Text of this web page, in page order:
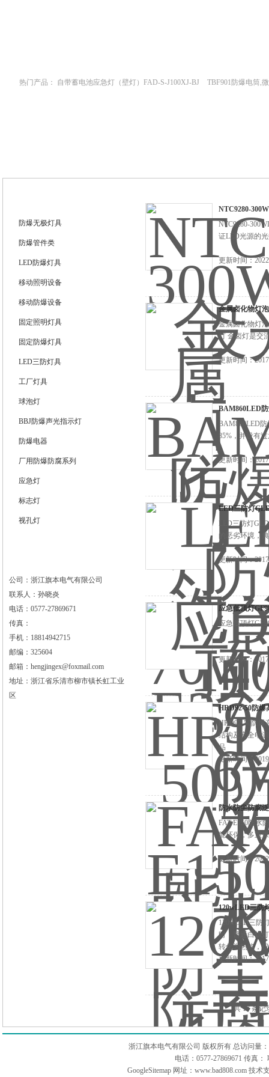
浙江旗本电气有限公司
热门产品： 自带蓄电池应急灯（壁灯）FAD-S-J100XJ-BJ TBF901防爆电筒,
防爆无极灯具
防爆管件类
LED防爆灯具
移动照明设备
移动防爆设备
固定照明灯具
固定防爆灯具
LED三防灯具
工厂灯具
球泡灯
BBJ防爆声光指示灯
防爆电器
厂用防爆防腐系列
应急灯
标志灯
视孔灯
公司：浙江旗本电气有限公司
联系人：孙晓炎
电话：0577-27869671
传真：
手机：18814942715
邮编：325604
邮箱：hengjingex@foxmail.com
地址：浙江省乐清市柳市镇长虹工业
区
NTC9280-
NTC9280-
证LED光源的
更新时间：
金属卤化物灯
金属卤化物灯
灯 金卤灯是交
更新时间：
BAM860LED
BAM860LED
85%，并设有
更新时间：
LED三防灯
LED三防灯
的恶劣环境，
更新时间：
应急低顶灯
应急低顶灯
更新时间：
HRD92-50防
HRD92-50防
结构及安全电
品
更新时间：
防水防尘防腐
FAT-E150防水
能环保，多重
更新时间：
120wLED三防
120wLED三防
时，普通白炽
转化为热能，
更新时间：
共 17 条
浙江旗本电气有限公司 版权所有 总访问量：
电话：0577-27869671 传真
GoogleSitemap 网址：www.bad808.com 技